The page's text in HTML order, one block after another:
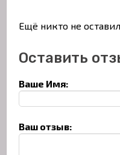
Ещё никто не
Оставить
Ваше Имя:
Ваш отзыв: